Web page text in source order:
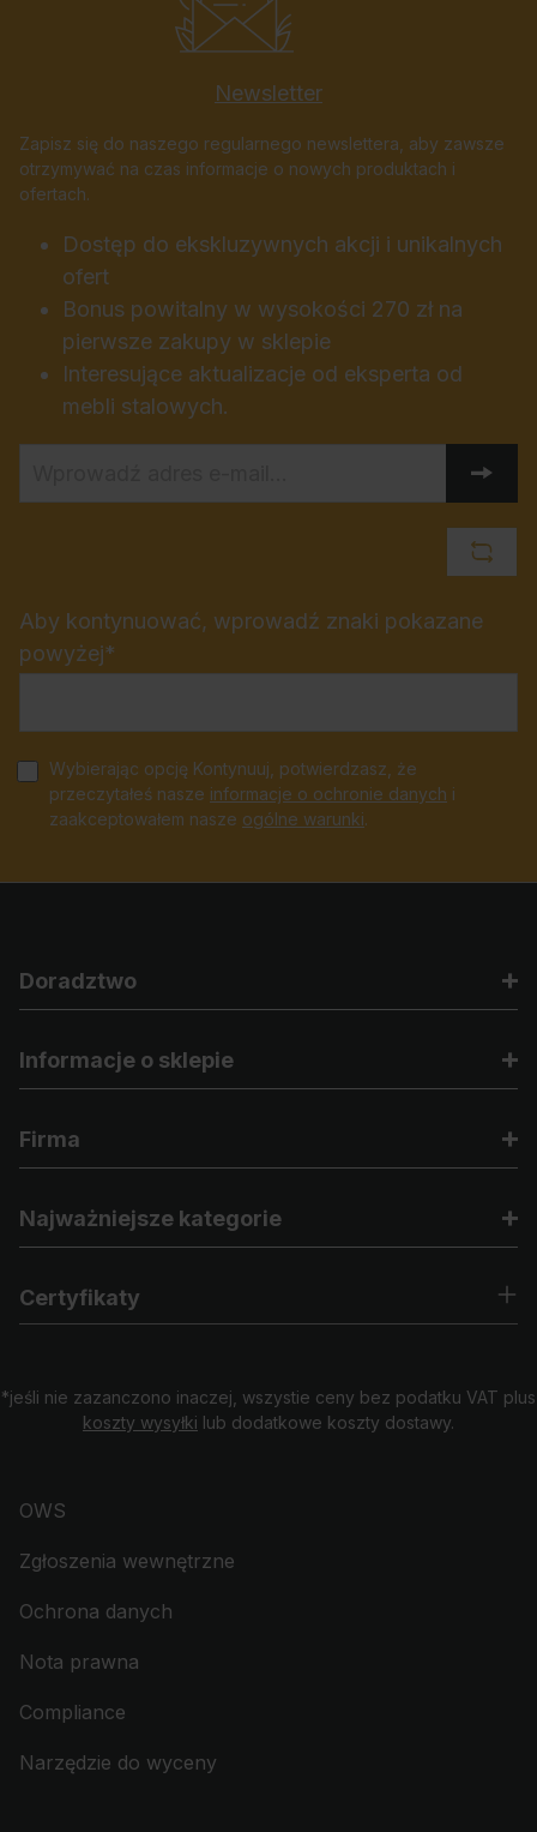
Newsletter
Zapisz się do naszego regularnego newslettera, aby zawsze
otrzymywać na czas informacje o nowych produktach i
ofertach.
Dostęp do ekskluzywnych akcji i unikalnych
ofert
Bonus powitalny w wysokości 270 zł na
pierwsze zakupy w sklepie
Interesujące aktualizacje od eksperta od
mebli stalowych.
Aby kontynuować, wprowadź znaki pokazane
powyżej*
Wybierając opcję Kontynuuj, potwierdzasz, że
przeczytałeś nasze informacje o ochronie danych i
zaakceptowałem nasze ogólne warunki.
Doradztwo
Informacje o sklepie
Firma
Najważniejsze kategorie
Certyfikaty
*jeśli nie zazanczono inaczej, wszystie ceny bez podatku VAT plus
koszty wysyłki lub dodatkowe koszty dostawy.
OWS
Zgłoszenia wewnętrzne
Ochrona danych
Nota prawna
Compliance
Narzędzie do wyceny